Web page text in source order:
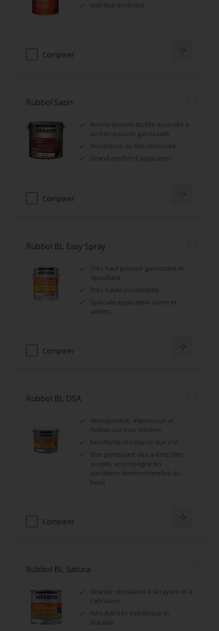
Intérieur/Extérieur
Comparer
Rubbol Satin
Bonne tension du film associée à
un bon pouvoir garnissant
Résistance du film renforcée
Grand confort d'application
Comparer
Rubbol BL Easy Spray
Très haut pouvoir garnissant et
opacifiant
Très haute productivité
Spéciale application airmix et
airless
Comparer
Rubbol BL DSA
Monoproduit : impression et
finition sur bois tendres
Excellente résistance aux U.V.
Bon garnissant des arêtes (film
souple, accompagne les
variations dimensionnelles du
bois)
Comparer
Rubbol BL Satura
Grande résistance à la rayure et à
l'abrasion
Résultat très esthétique et
durable